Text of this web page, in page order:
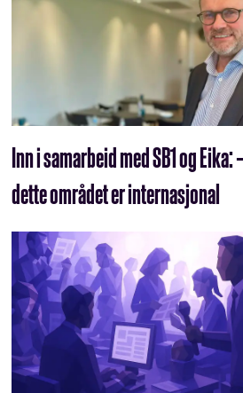
Inn i samarbeid med SB1 og
dette området er internasjonal